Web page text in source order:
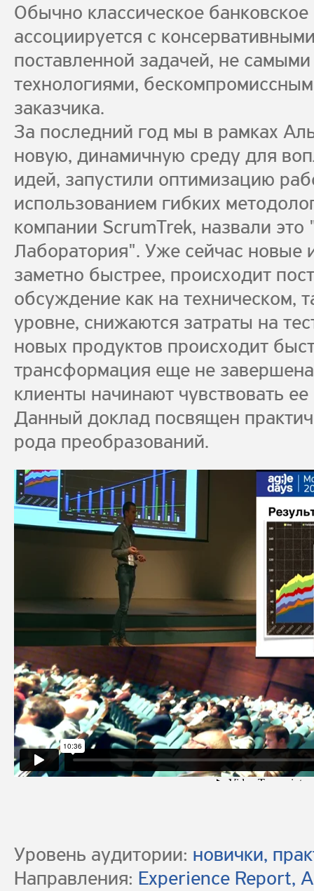
Обычно классическое
ассоциируется с
поставленной задачей, не
технологиями,
заказчика.
За последний год мы в рамках
новую, динамичную среду для
идей, запустили оптимизацию
использованием гибких
компании ScrumTrek, назвали
Лаборатория". Уже сейчас новые
заметно быстрее, происходит
обсуждение как на техническом,
уровне, снижаются затраты на
новых продуктов происходит
трансформация еще не
клиенты начинают чувствовать
Данный доклад посвящен
рода преобразований.
Уровень аудитории: новички,
Направления: Experience Report,